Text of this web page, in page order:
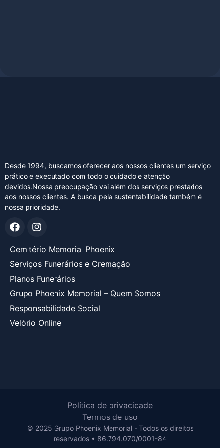
Desde 1994, buscamos oferecer aos nossos clientes um serviço
prático e executado com todo o cuidado e atenção
devidos.Nossa preocupação vai além dos serviços prestados
aos nossos clientes. A busca pela sustentabilidade também é
nossa prioridade.
Cemitério Memorial Phoenix
Serviços Funerários e Cremação
Planos Funerários
Grupo Phoenix Memorial – Quem Somos
Responsabilidade Social
Velório Online
© 2025 Grupo Phoenix Memorial - Todos os direitos
reservados • 86.794.070/0001-84
Política de privacidade
Termos de uso